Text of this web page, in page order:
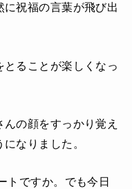
祝福の言葉が飛び出
ることが楽しくなっ
の顔をすっかり覚え
なりました。
トですか。でも今日